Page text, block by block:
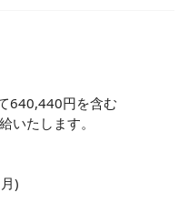
はほぼなし。思いやりを
640,440円を含む
いたします。
)